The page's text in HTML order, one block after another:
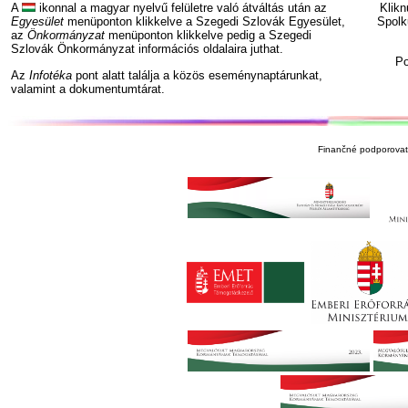
A
ikonnal a magyar nyelvű felületre való átváltás után az
Egyesület menüponton klikkelve a Szegedi Szlovák Egyesület,
az Önkormányzat menüponton klikkelve pedig a Szegedi
Szlovák Önkormányzat információs oldalaira juthat.
Az Infotéka pont alatt találja a közös eseménynaptárunkat,
valamint a dokumentumtárat.
Finančné